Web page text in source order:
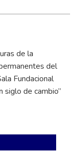
de la
del
Fundacional
siglo de cambio”